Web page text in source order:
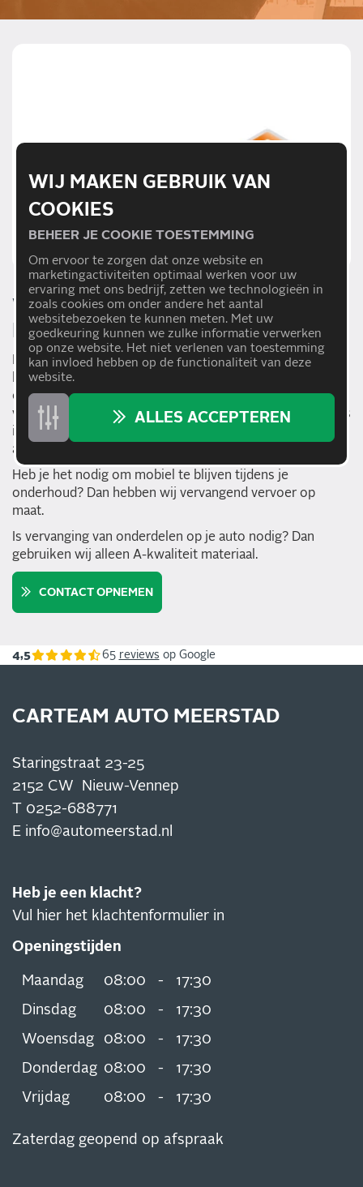
WAAROM CARTEAM AUTO
MEERSTAD?
Bij Carteam Auto Meerstad staat een gedreven team
klaar om je auto tegen een scherpe en eerlijke prijs te
onderhouden. Carteam Auto Meerstad is dé specialist
voor het onderhoud aan je auto. Twijfel je over wat er mis
is met je bolide? Geen probleem! Wij geven een helder
advies.
Heb je het nodig om mobiel te blijven tijdens je
onderhoud? Dan hebben wij vervangend vervoer op
maat.
Is vervanging van onderdelen op je auto nodig? Dan
gebruiken wij alleen A-kwaliteit materiaal.
CONTACT OPNEMEN
4,5 65 reviews op Google
CARTEAM AUTO MEERSTAD
Staringstraat 23-25
2152 CW Nieuw-Vennep
T 0252-688771
E info@automeerstad.nl
Heb je een klacht?
Vul hier het klachtenformulier in
Openingstijden
Maandag 08:00 -
17:30
Dinsdag
08:00 -
17:30
Woensdag
08:00 -
17:30
Donderdag 08:00 -
17:30
Vrijdag
08:00 - 17:30
Zaterdag geopend op afspraak
WIJ MAKEN GEBRUIK VAN
COOKIES
BEHEER JE COOKIE TOESTEMMING
Om ervoor te zorgen dat onze website en
marketingactiviteiten optimaal werken voor uw
ervaring met ons bedrijf, zetten we technologieën in
zoals cookies om onder andere het aantal
websitebezoeken te kunnen meten. Met uw
goedkeuring kunnen we zulke informatie verwerken
op onze website. Het niet verlenen van toestemming
kan invloed hebben op de functionaliteit van deze
website.
ALLES ACCEPTEREN